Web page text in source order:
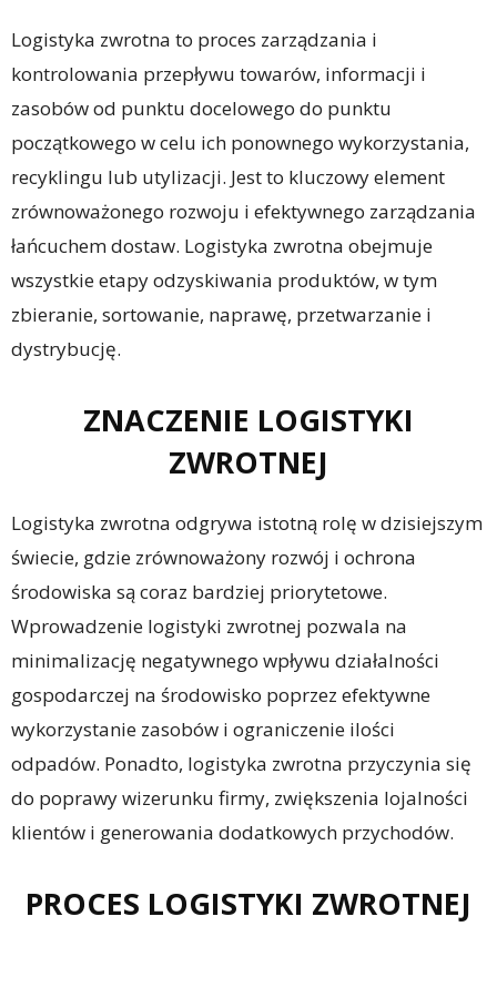
Logistyka zwrotna to proces zarządzania i
kontrolowania przepływu towarów, informacji i
zasobów od punktu docelowego do punktu
początkowego w celu ich ponownego wykorzystania,
recyklingu lub utylizacji. Jest to kluczowy element
zrównoważonego rozwoju i efektywnego zarządzania
łańcuchem dostaw. Logistyka zwrotna obejmuje
wszystkie etapy odzyskiwania produktów, w tym
zbieranie, sortowanie, naprawę, przetwarzanie i
dystrybucję.
ZNACZENIE LOGISTYKI
ZWROTNEJ
Logistyka zwrotna odgrywa istotną rolę w dzisiejszym
świecie, gdzie zrównoważony rozwój i ochrona
środowiska są coraz bardziej priorytetowe.
Wprowadzenie logistyki zwrotnej pozwala na
minimalizację negatywnego wpływu działalności
gospodarczej na środowisko poprzez efektywne
wykorzystanie zasobów i ograniczenie ilości
odpadów. Ponadto, logistyka zwrotna przyczynia się
do poprawy wizerunku firmy, zwiększenia lojalności
klientów i generowania dodatkowych przychodów.
PROCES LOGISTYKI ZWROTNEJ